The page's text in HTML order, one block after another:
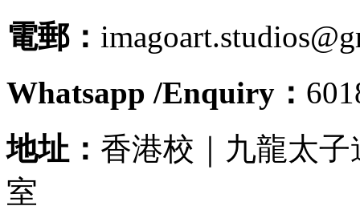
電郵：
Whatsapp /Enquiry：
地址： 香港校｜九龍太
室